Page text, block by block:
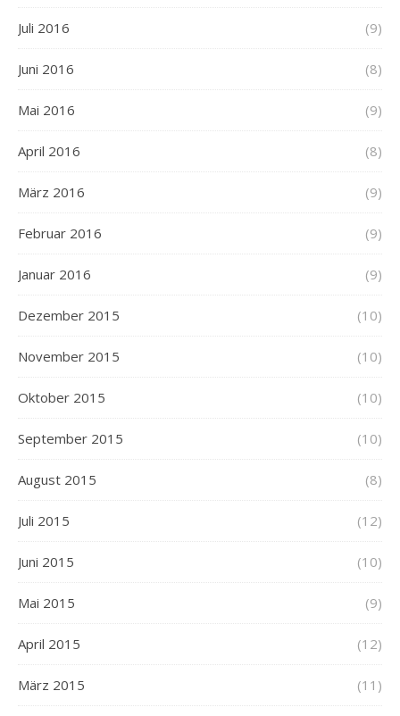
Juli 2016 (9)
Juni 2016 (8)
Mai 2016 (9)
April 2016 (8)
März 2016 (9)
Februar 2016 (9)
Januar 2016 (9)
Dezember 2015 (10)
November 2015 (10)
Oktober 2015 (10)
September 2015 (10)
August 2015 (8)
Juli 2015 (12)
Juni 2015 (10)
Mai 2015 (9)
April 2015 (12)
März 2015 (11)